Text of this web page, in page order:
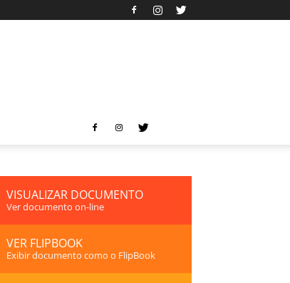
VISUALIZAR DOCUMENTO
Ver documento on-line
VER FLIPBOOK
Exibir documento como o FlipBook